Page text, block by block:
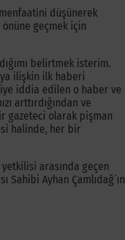
düşünerek
geçmek için
belirtmek isterim.
ilişkin ilk haberi
iddia edilen o haber ve
arttırdığından ve
gazeteci olarak pişman
halinde, her bir
arasında geçen
Ayhan Çamlıdağ´ın